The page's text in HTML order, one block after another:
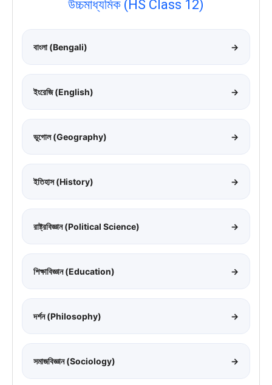
উচ্চমাধ্যমিক (HS Class 12)
বাংলা (Bengali) →
ইংরেজি (English) →
ভূগোল (Geography) →
ইতিহাস (History) →
রাষ্ট্রবিজ্ঞান (Political Science) →
শিক্ষাবিজ্ঞান (Education) →
দর্শন (Philosophy) →
সমাজবিজ্ঞান (Sociology) →